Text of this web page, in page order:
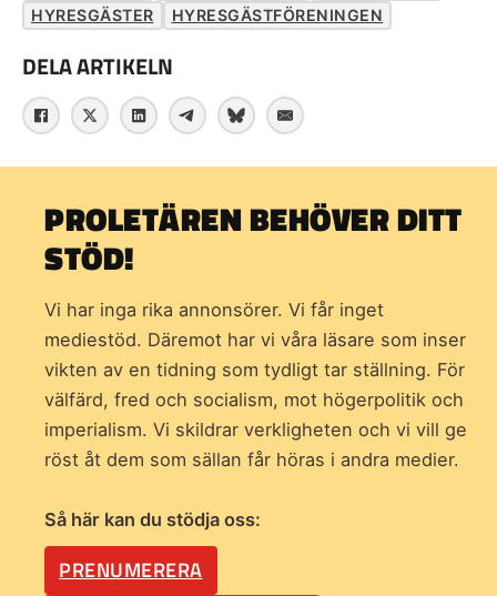
HYRESGÄSTER HYRESGÄSTFÖRENINGEN
DELA ARTIKELN
PROLETÄREN BEHÖVER DITT
STÖD!
Vi har inga rika annonsörer. Vi får inget
mediestöd. Däremot har vi våra läsare som inser
vikten av en tidning som tydligt tar ställning. För
välfärd, fred och socialism, mot högerpolitik och
imperialism. Vi skildrar verkligheten och vi vill ge
röst åt dem som sällan får höras i andra medier.
Så här kan du stödja oss:
PRENUMERERA